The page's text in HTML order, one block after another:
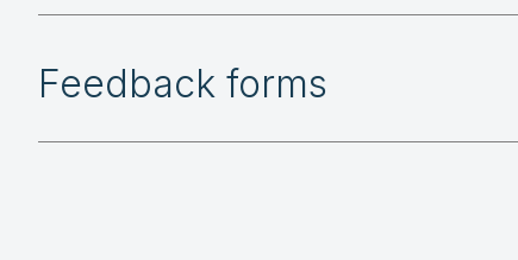
Feedback forms